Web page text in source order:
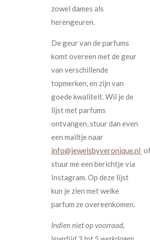
zowel dames als
herengeuren.
De geur van de parfums
komt overeen met de geur
van verschillende
topmerken, en zijn van
goede kwaliteit. Wil je de
lijst met parfums
ontvangen, stuur dan even
een mailtje naar
info@jewelsbyveronique.nl
stuur me een berichtje via
Instagram. Op deze lijst
kun je zien met welke
parfum ze overeenkomen.
Indien niet op voorraad,